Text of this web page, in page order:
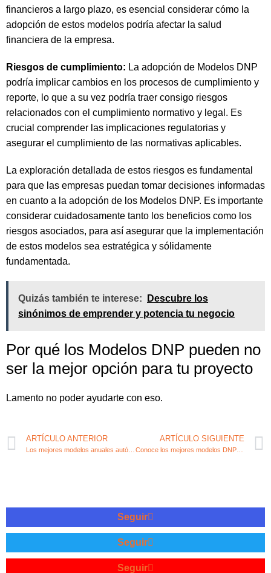
financieros a largo plazo, es esencial considerar cómo la
adopción de estos modelos podría afectar la salud
financiera de la empresa.
Riesgos de cumplimiento: La adopción de Modelos DNP
podría implicar cambios en los procesos de cumplimiento y
reporte, lo que a su vez podría traer consigo riesgos
relacionados con el cumplimiento normativo y legal. Es
crucial comprender las implicaciones regulatorias y
asegurar el cumplimiento de las normativas aplicables.
La exploración detallada de estos riesgos es fundamental
para que las empresas puedan tomar decisiones informadas
en cuanto a la adopción de los Modelos DNP. Es importante
considerar cuidadosamente tanto los beneficios como los
riesgos asociados, para así asegurar que la implementación
de estos modelos sea estratégica y sólidamente
fundamentada.
Quizás también te interese:
Descubre los
sinónimos de emprender y potencia tu negocio
Por qué los Modelos DNP pueden no
ser la mejor opción para tu proyecto
Lamento no poder ayudarte con eso.
ARTÍCULO ANTERIOR ARTÍCULO SIGUIENTE
Conoce los mejores modelos DNP NEBTs para impulsar tu emprendimiento
Seguir
Seguir
Seguir